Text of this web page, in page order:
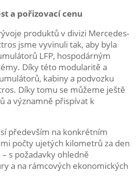
a pořizovací cenu
produktů v divizi Mercedes-
jsme vyvinuli tak, aby byla
LFP, hospodárným
Díky této modularitě a
kabiny a podvozku
Díky tomu se můžeme ještě
a významně přispívat k
především na konkrétním
počty ujetých kilometrů za den
s požadavky ohledně
a na rámcových ekonomických